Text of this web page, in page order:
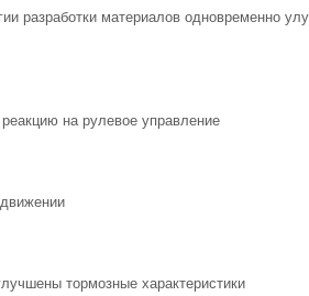
разработки материалов одновременно
на рулевое управление
тормозные характеристики